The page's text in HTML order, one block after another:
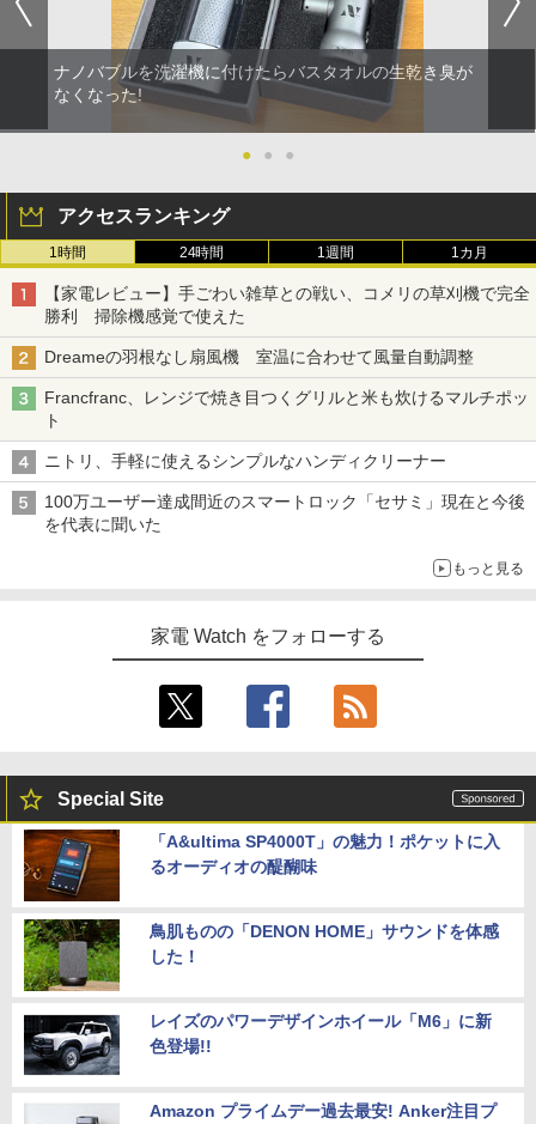
ナノバブルを洗濯機に付けたらバスタオルの生乾き臭が
なくなった!
● ● ●
アクセスランキング
1時間 24時間 1週間 1カ月
【家電レビュー】手ごわい雑草との戦い、コメリの草刈機で完全
勝利 掃除機感覚で使えた
Dreameの羽根なし扇風機 室温に合わせて風量自動調整
Francfranc、レンジで焼き目つくグリルと米も炊けるマルチポッ
ト
ニトリ、手軽に使えるシンプルなハンディクリーナー
100万ユーザー達成間近のスマートロック「セサミ」現在と今後
を代表に聞いた
もっと見る
家電 Watch をフォローする
Special Site
「A&ultima SP4000T」の魅力！ポケットに入
るオーディオの醍醐味
鳥肌ものの「DENON HOME」サウンドを体感
した！
レイズのパワーデザインホイール「M6」に新
色登場!!
Amazon プライムデー過去最安! Anker注目プ